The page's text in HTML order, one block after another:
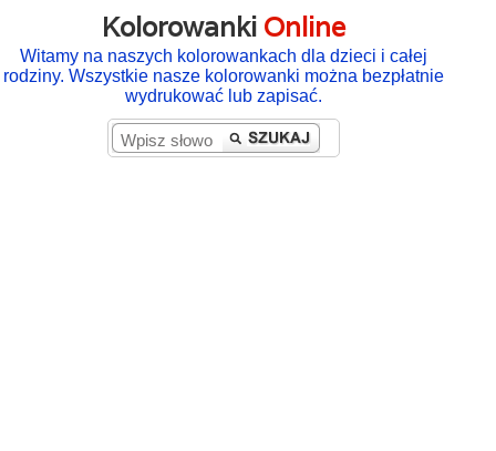
Kolorowanki Online
Witamy na naszych kolorowankach dla dzieci i całej
rodziny. Wszystkie nasze kolorowanki można bezpłatnie
wydrukować lub zapisać.